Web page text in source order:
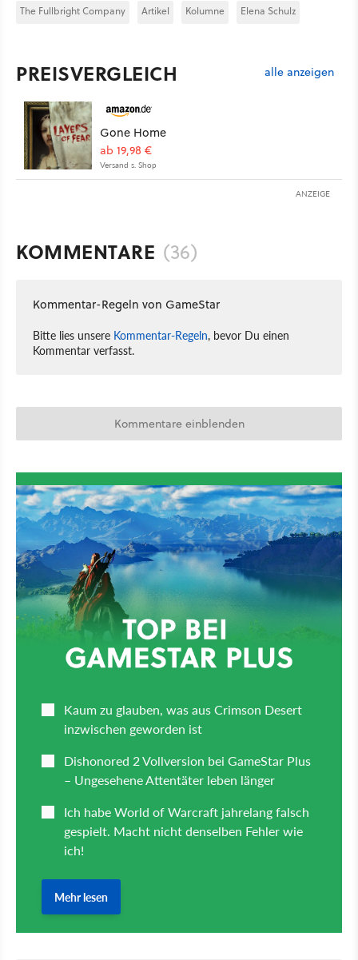
The Fullbright Company Artikel Kolumne Elena Schulz
PREISVERGLEICH alle anzeigen
Gone Home
ab 19,98 €
Versand s. Shop
ANZEIGE
KOMMENTARE (36)
Kommentar-Regeln von GameStar
Bitte lies unsere Kommentar-Regeln, bevor Du einen
Kommentar verfasst.
Kommentare einblenden